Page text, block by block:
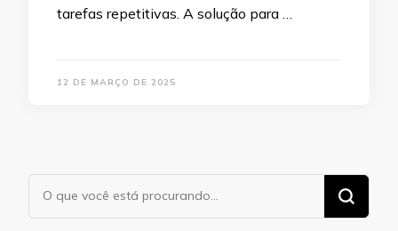
tarefas repetitivas. A solução para …
12 DE MARÇO DE 2025
Procurando
algo?